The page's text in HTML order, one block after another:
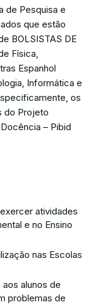
de Pesquisa e
que estão
BOLSISTAS DE
Física,
Espanhol
Informática e
os
do Projeto
– Pibid
atividades
e no Ensino
nas Escolas
alunos de
problemas de